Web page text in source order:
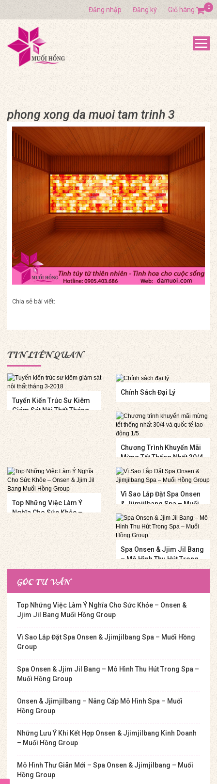
Đăng nhập Đăng ký Giỏ hàng 0
phong xong da muoi tam trinh 3
Chia sẻ bài viết:
TIN LIÊN QUAN
Tuyển Kiến Trúc Sư Kiêm
Giám Sát Nội Thất Tháng
3-2018
Chính Sách Đại Lý
Chương Trình Khuyến Mãi
Mừng Tết Thống Nhất 30/4
Và Quốc Tế Lao Động 1/5
Top Những Việc Làm Ý
Nghĩa Cho Sức Khỏe –
Muối Hồng Group
Vì Sao Lắp Đặt Spa Onsen
& Jjimjilbang Spa – Muối
Hồng Group
Spa Onsen & Jjim Jil Bang
– Mô Hình Thu Hút Trong
Spa – Muối Hồng Group
GÓC TƯ VẤN
Top Những Việc Làm Ý Nghĩa Cho Sức Khỏe – Onsen &
Jjim Jil Bang Muối Hồng Group
Vì Sao Lắp Đặt Spa Onsen & Jjimjilbang Spa – Muối Hồng
Group
Spa Onsen & Jjim Jil Bang – Mô Hình Thu Hút Trong Spa –
Muối Hồng Group
Onsen & Jjimjilbang – Nâng Cấp Mô Hình Spa – Muối
Hồng Group
Những Lưu Ý Khi Kết Hợp Onsen & Jjimjilbang Kinh Doanh
– Muối Hồng Group
Mô Hình Thư Giãn Mới – Spa Onsen & Jjimjilbang – Muối
Hồng Group